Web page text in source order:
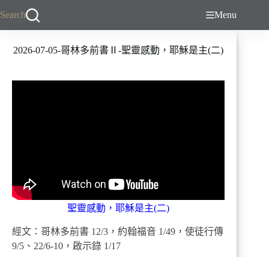
Search Menu
2026-07-05-哥林多前書Ⅱ-聖靈感動，耶穌是主(二)
聖靈感動，耶穌是主(二)
經文：哥林多前書 12/3，約翰福音 1/49，使徒行傳
9/5、22/6-10，啟示錄 1/17